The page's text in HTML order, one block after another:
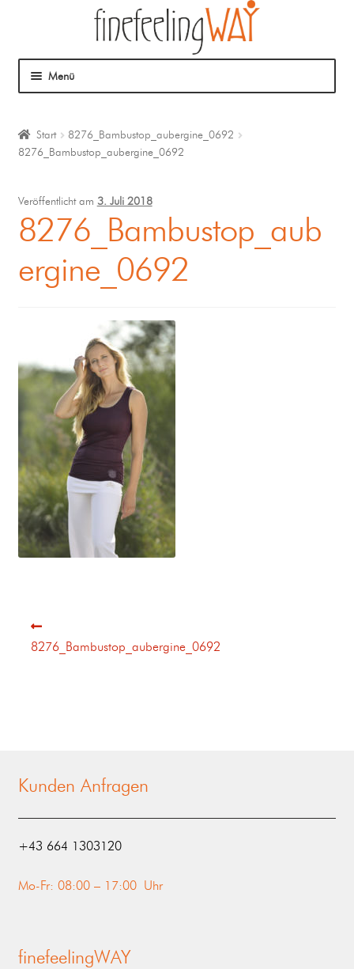
Menü
Mein Angebot
Coaching
Klangmassage
Start
8276_Bambustop_aubergine_0692
8276_Bambustop_aubergine_0692
Veröffentlicht am 3. Juli 2018
8276_Bambustop_aub
ergine_0692
8276_Bambustop_aubergine_0692
Kunden Anfragen
‭+43 664 1303120‬
Mo-Fr: 08:00 – 17:00 Uhr
finefeelingWAY